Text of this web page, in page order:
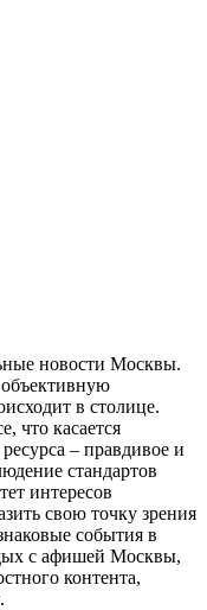
новости Москвы.
в столице.
что касается
– правдивое и
стандартов
интересов
свою точку зрения
события в
с афишей Москвы,
контента,